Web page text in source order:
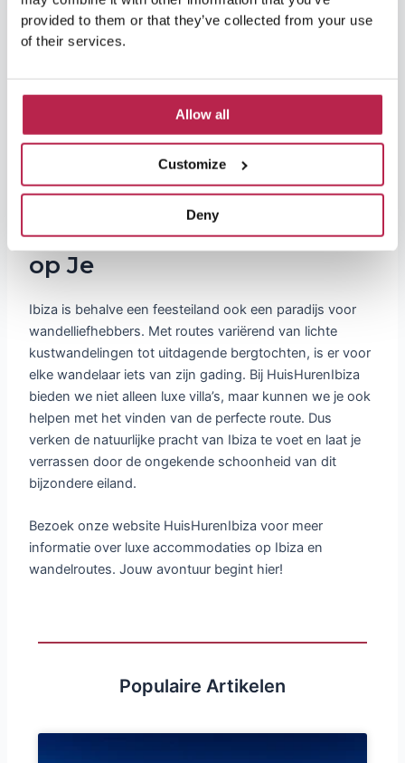
provided to them or that they’ve collected from your use
of their services.
Allow all
Customize
Deny
Sluit de Dag Af met een
Spectaculaire Zonsondergang
Er gaat niets boven het afsluiten van een dag lang
wandelen dan even rustig gaan zitten voor de
San Antonio enCala Comte, die bekend staan om hun
spectaculaire zonsondergangen.
Een Wandelparadijs Wacht
op Je
Ibiza is behalve een feesteiland ook een paradijs voor
wandelliefhebbers. Met routes variërend van lichte
kustwandelingen tot uitdagende bergtochten, is er voor
elke wandelaar iets van zijn gading. Bij HuisHurenIbiza
bieden we niet alleen luxe villa’s, maar kunnen we je ook
helpen met het vinden van de perfecte route. Dus
verken de natuurlijke pracht van Ibiza te voet en laat je
verrassen door de ongekende schoonheid van dit
bijzondere eiland.
Bezoek onze website HuisHurenIbiza voor meer
informatie over luxe accommodaties op Ibiza en
wandelroutes. Jouw avontuur begint hier!
Populaire Artikelen